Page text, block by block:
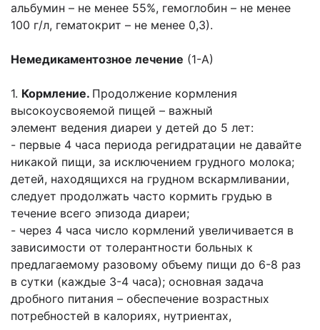
альбумин – не менее 55%, гемоглобин – не менее
100 г/л, гематокрит – не менее 0,3).
Немедикаментозное лечение (1-А)
1. Кормление. Продолжение кормления
высокоусвояемой пищей – важный
элемент ведения диареи у детей до 5 лет:
- первые 4 часа периода регидратации не давайте
никакой пищи, за исключением грудного молока;
детей, находящихся на грудном вскармливании,
следует продолжать часто кормить грудью в
течение всего эпизода диареи;
- через 4 часа число кормлений увеличивается в
зависимости от толерантности больных к
предлагаемому разовому объему пищи до 6-8 раз
в сутки (каждые 3-4 часа); основная задача
дробного питания – обеспечение возрастных
потребностей в калориях, нутриентах,